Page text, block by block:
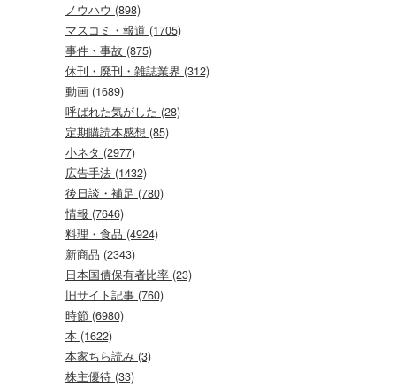
ノウハウ (898)
マスコミ・報道 (1705)
事件・事故 (875)
休刊・廃刊・雑誌業界 (312)
動画 (1689)
呼ばれた気がした (28)
定期購読本感想 (85)
小ネタ (2977)
広告手法 (1432)
後日談・補足 (780)
情報 (7646)
料理・食品 (4924)
新商品 (2343)
日本国債保有者比率 (23)
旧サイト記事 (760)
時節 (6980)
本 (1622)
本家ちら読み (3)
株主優待 (33)